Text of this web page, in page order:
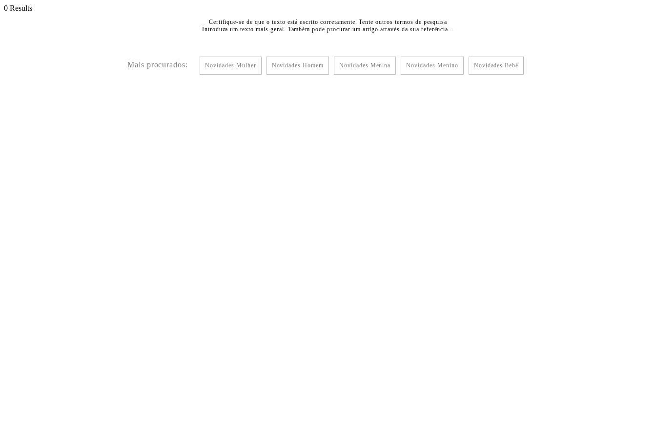
0 Results
Certifique-se de que o texto está escrito corretamente. Tente outros termos de pesquisa
Introduza um texto mais geral. Também pode procurar um artigo através da sua referência...
Mais procurados: Novidades Mulher Novidades Homem Novidades Menina Novidades Menino Novidades Bebé